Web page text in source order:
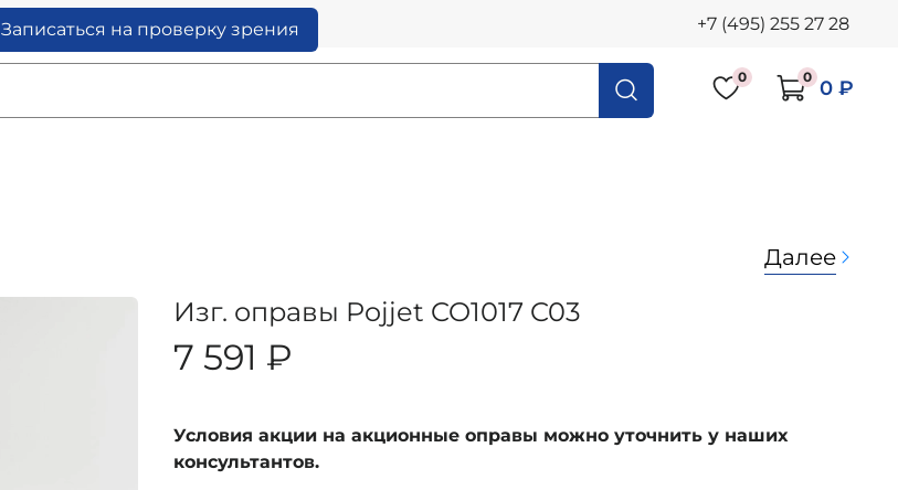
Записаться на проверку зрения +7 (495) 255 27 28
0 0 0 ₽
Далее
Изг. оправы Pojjet CO1017 C03
7 591 ₽
Условия акции на акционные оправы можно уточнить у наших
консультантов.